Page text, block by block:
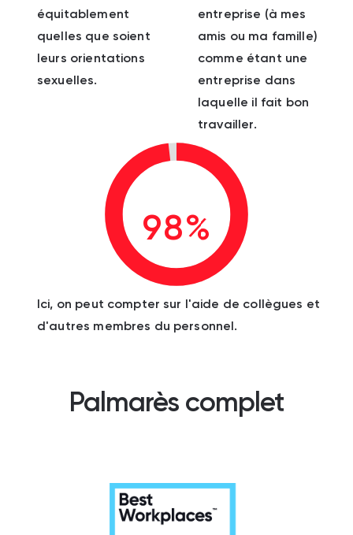
équitablement
quelles que soient
leurs orientations
sexuelles.
entreprise (à mes
amis ou ma famille)
comme étant une
entreprise dans
laquelle il fait bon
travailler.
98%
Ici, on peut compter sur l'aide de collègues et
d'autres membres du personnel.
Palmarès complet